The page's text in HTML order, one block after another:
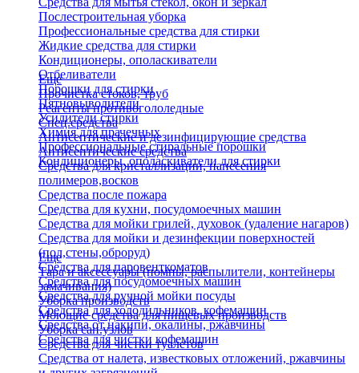
Послестроительная уборка
Профессиональные средства для стирки
Жидкие средства для стирки
Кондиционеры, ополаскиватели
Отбеливатели
Порошки для стирки
Пятновыводители
Усилители стирки
Химия для прачечных
Профессиональные стиральные порошки
Кондиционеры, ополаскиватели для стирки
Еще
Прочистка стоков, труб
Реагенты противогололедные
Спец.средства
Антисептические и дезинфицирующие средства
Антисептические средства
Средства для кристаллизации, нанесения
полимеров,восков
Средства после пожара
Средства для кухни, посудомоечных машин
Средства для мойки грилей, духовок (удаление нагаров)
Средства для мойки и дезинфекции поверхностей
(пол,стены,оброруд)
Средства для паровенткоматов
Средства для посудомоечных машин
Средства для ручной мойки посуды
Средства для холодильников, кофемашин
Средства от накипи, окалины, ржавчины
Средства для чистки кофемашин
Еще
Тара и аксессуары (помпы, распылители, контейнеры
замачивания)
Уборка производств
Моющие средства для пищевых производств
Уборка сан.узлов
Средства для чистки туалетов
Средства от налета, известковых отложений, ржавчины